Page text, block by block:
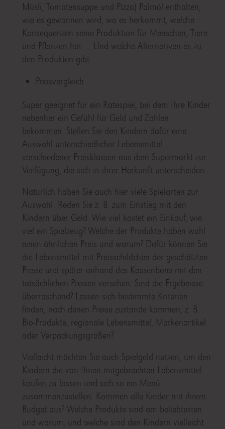
Müsli, Tomatensuppe und Pizza) Palmöl enthalten,
wie es gewonnen wird, wo es herkommt, welche
Konsequenzen seine Produktion für Menschen, Tiere
und Pflanzen hat … Und welche Alternativen es zu
den Produkten gibt.
Preisvergleich
Super geeignet für ein Ratespiel, bei dem Ihre Kinder
nebenher ein Gefühl für Geld und Zahlen
bekommen. Stellen Sie den Kindern dafür eine
Auswahl unterschiedlicher Lebensmittel
verschiedener Preisklassen aus dem Supermarkt zur
Verfügung, die sich in ihrer Herkunft unterscheiden.
Natürlich haben Sie auch hier viele Spielarten zur
Auswahl: Reden Sie z. B. zum Einstieg mit den
Kindern über Geld. Wie viel kostet ein Einkauf, wie
viel ein Spielzeug? Welche der Produkte haben wohl
einen ähnlichen Preis und warum? Dafür können Sie
die Lebensmittel mit Preisschildchen der geschätzten
Preise und später anhand des Kassenbons mit den
tatsächlichen Preisen versehen. Sind die Ergebnisse
überraschend? Lassen sich bestimmte Kriterien
finden, nach denen Preise zustande kommen, z. B.
Bio-Produkte, regionale Lebensmittel, Markenartikel
oder Verpackungsgrößen?
Vielleicht möchten Sie auch Spielgeld nutzen, um den
Kindern die von Ihnen mitgebrachten Lebensmittel
kaufen zu lassen und sich so ein Menü
zusammenzustellen. Kommen alle Kinder mit ihrem
Budget aus? Welche Produkte sind am beliebtesten
und warum, und welche sind den Kindern vielleicht